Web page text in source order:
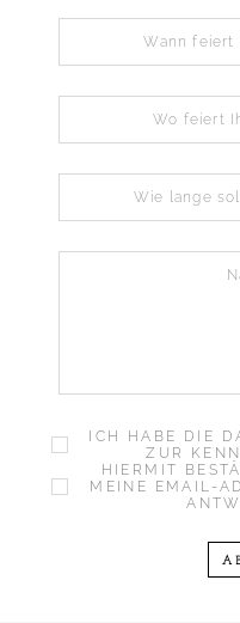
ICH HABE DIE
ZUR
HIERMIT
MEINE EMAIL-